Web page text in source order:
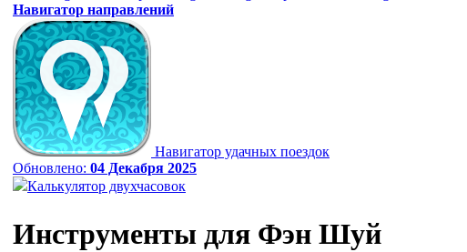
Навигатор направлений
Навигатор удачных поездок
Обновлено: 04 Декабря 2025
Калькулятор двухчасовок
Инструменты для Фэн Шуй